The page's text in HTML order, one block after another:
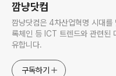
깜냥닷컴
깜냥닷컴은 4차산업혁명 시대
록체인 등 ICT 트렌드와 관련된
유합니다.
구독하기